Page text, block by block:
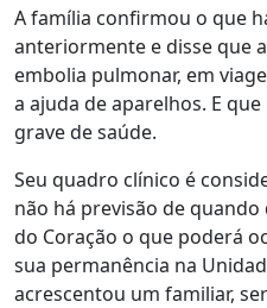
A família confirmou o que
anteriormente e disse que
embolia pulmonar, em
a ajuda de aparelhos. E
grave de saúde.
Seu quadro clínico é
não há previsão de
do Coração o que poderá
sua permanência na
acrescentou um familiar,